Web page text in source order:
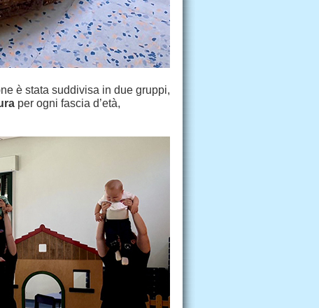
è stata suddivisa in due gruppi,
per ogni fascia d’età,